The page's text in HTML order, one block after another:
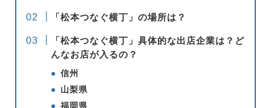
「松本つなぐ横丁」の場所は？
「松本つなぐ横丁」具体的な出店企業は？ど
んなお店が入るの？
信州
山梨県
福岡県